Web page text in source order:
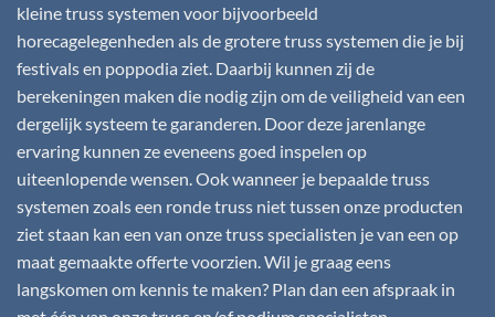
kleine truss systemen voor bijvoorbeeld
horecagelegenheden als de grotere truss systemen die je bij
festivals en poppodia ziet. Daarbij kunnen zij de
berekeningen maken die nodig zijn om de veiligheid van een
dergelijk systeem te garanderen. Door deze jarenlange
ervaring kunnen ze eveneens goed inspelen op
uiteenlopende wensen. Ook wanneer je bepaalde truss
systemen zoals een ronde truss niet tussen onze producten
ziet staan kan een van onze truss specialisten je van een op
maat gemaakte offerte voorzien. Wil je graag eens
langskomen om kennis te maken? Plan dan een afspraak in